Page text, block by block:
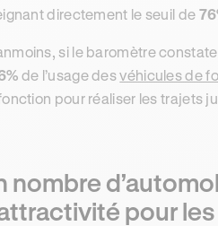
directement le seuil de
si le baromètre
de l’usage desvéhicules de
pour réaliser les trajets
nombre
pour